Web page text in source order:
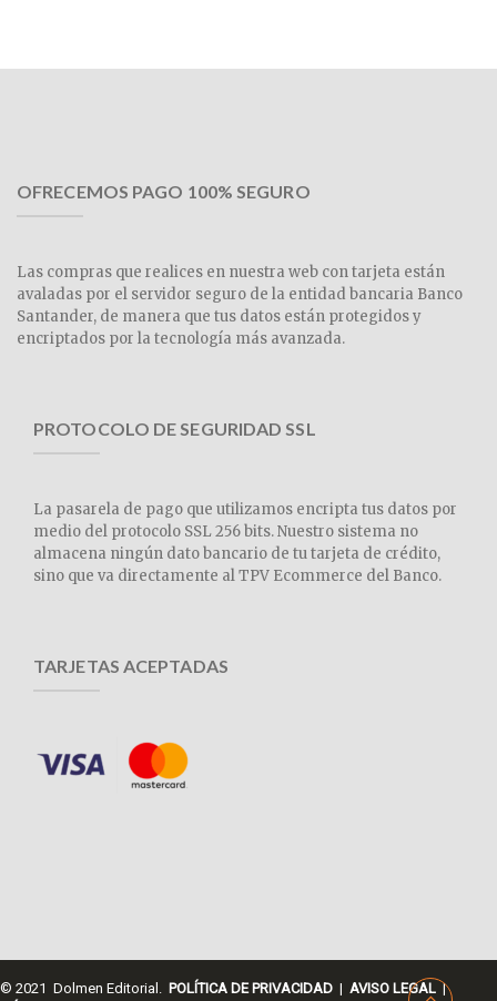
OFRECEMOS PAGO 100% SEGURO
Las compras que realices en nuestra web con tarjeta están
avaladas por el servidor seguro de la entidad bancaria Banco
Santander, de manera que tus datos están protegidos y
encriptados por la tecnología más avanzada.
PROTOCOLO DE SEGURIDAD SSL
La pasarela de pago que utilizamos encripta tus datos por
medio del protocolo SSL 256 bits. Nuestro sistema no
almacena ningún dato bancario de tu tarjeta de crédito,
sino que va directamente al TPV Ecommerce del Banco.
TARJETAS ACEPTADAS
© 2021 Dolmen Editorial. POLÍTICA DE PRIVACIDAD | AVISO LEGAL |